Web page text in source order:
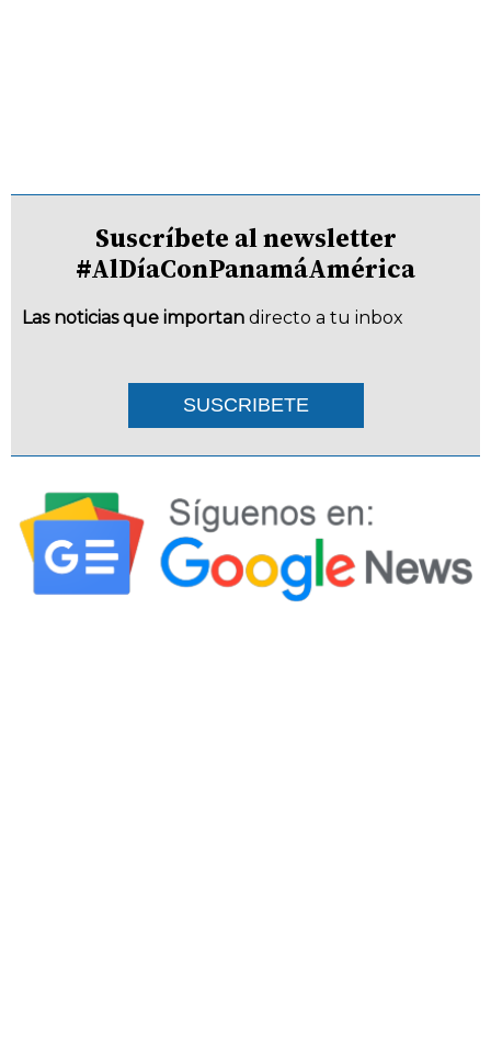
Suscríbete al newsletter
#AlDíaConPanamáAmérica
Las noticias que importan directo a tu inbox
SUSCRIBETE